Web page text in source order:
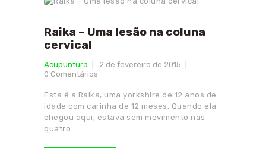
Raika – Uma lesão na coluna
cervical
Acupuntura
2 de fevereiro de 2015
0 Comentários
Esta é a Raika, uma yorkshire de 12 anos de
idade com carinha de 12 meses. Quando ela
chegou aqui, estava sem movimento nas
quatro…